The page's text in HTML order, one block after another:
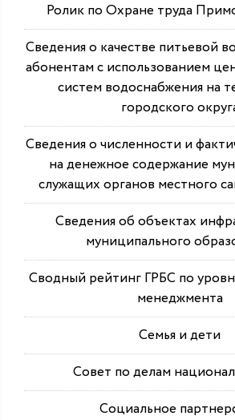
Ролик по Охране труда
Сведения о качестве питьевой
абонентам с использованием
систем водоснабжения на
городского
Сведения о численности и
на денежное содержание
служащих органов местного
Сведения об объектах
муниципального
Сводный рейтинг ГРБС по
менеджмента
Семья и дети
Совет по делам
Социальное